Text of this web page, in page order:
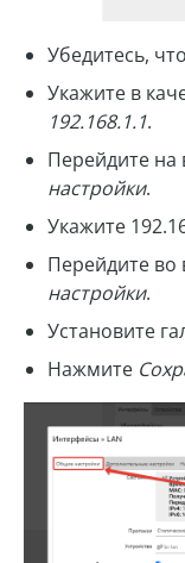
Убедитесь,
Укажите в
192.168.1.1.
Перейдите на
настройки.
Укажите
Перейдите во
настройки.
Установите
Нажмите